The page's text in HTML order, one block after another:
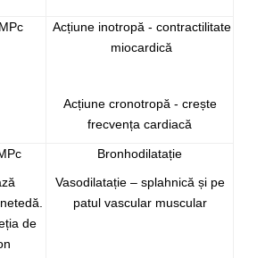
Acțiune inotropă - contractilitate
miocardică
Acțiune cronotropă - crește
frecvența cardiacă
de
Bronhodilatație
Vasodilatație – splahnică și pe
patul vascular muscular